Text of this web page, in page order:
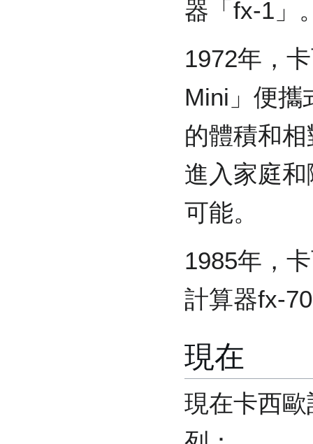
器「fx-1」
1972年，
Mini」便攜
的體積和
進入家庭
可能。
1985年，
計算器fx-
現在
現在卡西